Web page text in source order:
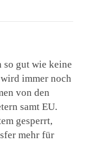
so gut wie keine
immer noch
von den
samt EU.
gesperrt,
mehr für